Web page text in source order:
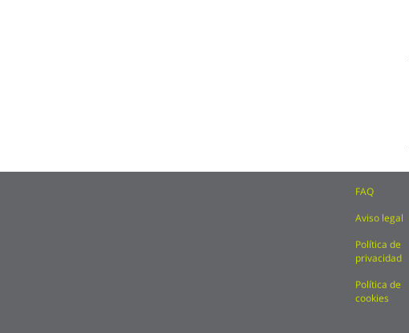
FAQ
Aviso legal
Política de
privacidad
Política de
cookies